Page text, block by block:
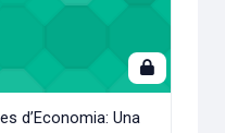
d’Economia: Una